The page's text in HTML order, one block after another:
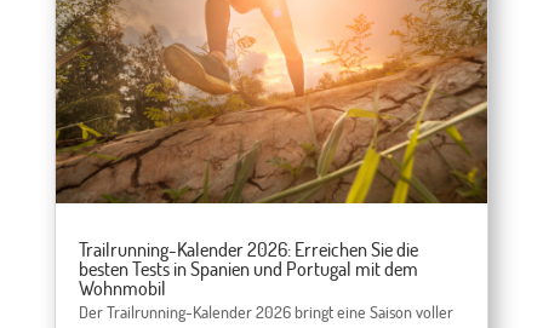
Trailrunning-Kalender 2026: Erreichen Sie die
besten Tests in Spanien und Portugal mit dem
Wohnmobil
Der Trailrunning-Kalender 2026 bringt eine Saison voller